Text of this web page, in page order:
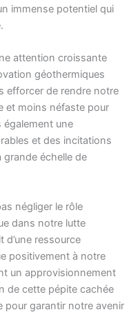
immense potentiel qui
attention croissante
géothermiques
efforcer de rendre notre
et moins néfaste pour
également une
et des incitations
échelle de
négliger le rôle
dans notre lutte
d’une ressource
positivement à notre
un approvisionnement
de cette pépite cachée
pour garantir notre avenir